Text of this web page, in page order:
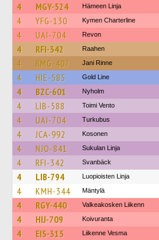
4 MGY-524 Hämeen Linja
4 YFG-130 Kymen Charterline
4 UAI-704 Revon
4 RFI-342 Raahen
4 RMG-407 Jani Rinne
4 HIE-585 Gold Line
4 BZC-601 Nyholm
4 LIB-588 Toimi Vento
4 UAI-704 Turkubus
4 JCA-992 Kosonen
4 NJO-841 Sukulan Linja
4 RFI-342 Svanbäck
4 LIB-794 Luopioisten Linja
4 KMH-344 Mäntylä
4 RGY-440 Valkeakosken Liikenn
4 HIJ-709 Koivuranta
4 EIS-315 Liikenne Vesma